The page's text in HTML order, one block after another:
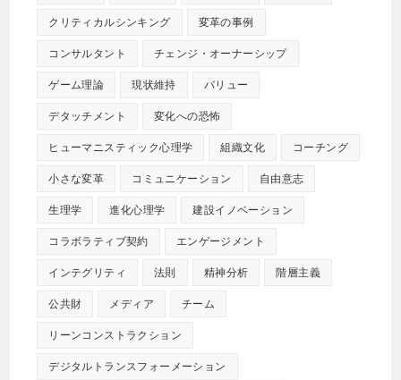
クリティカルシンキング 変革の事例
コンサルタント チェンジ・オーナーシップ
ゲーム理論 現状維持 バリュー
デタッチメント 変化への恐怖
ヒューマニスティック心理学 組織文化 コーチング
小さな変革 コミュニケーション 自由意志
生理学 進化心理学 建設イノベーション
コラボラティブ契約 エンゲージメント
インテグリティ 法則 精神分析 階層主義
公共財 メディア チーム
リーンコンストラクション
デジタルトランスフォーメーション